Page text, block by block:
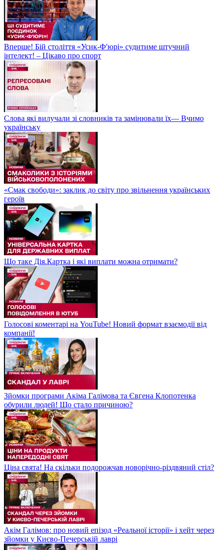
Вперше! Бій століття «Усик-Ф'юрі» судитиме штучний
інтелект! – Цікаво про спорт
Слова які вилучали зі словників та замінювали їх— Вчимо
українську
«Смак свободи»: заклик до світу про звільнення українських
героїв
Що таке Дія.Картка і які виплати можна отримати?
Голосові коментарі на YouTube! Новий формат взаємодії від
компанії!
Зйомки програми Акіма Галімова та Євгена Клопотенка
обурили людей! Що стало причиною?
Ціна свята! На скільки подорожчав новорічно-різдвяний стіл?
Акім Галімов: про новий епізод «Реальної історії» і хейт через
зйомки у Києво-Печерській лаврі